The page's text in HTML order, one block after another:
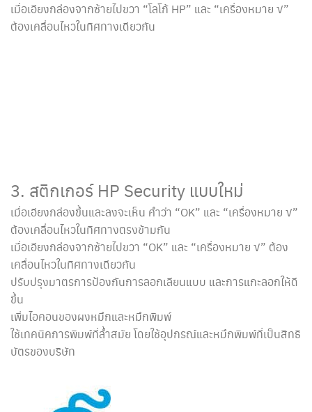
เมื่อเอียงกล่องจากซ้ายไปขวา “โลโก้ HP” และ “เครื่องหมาย √”
ต้องเคลื่อนไหวในทิศทางเดียวกัน
3. สติกเกอร์ HP Security แบบใหม่
เมื่อเอียงกล่องขึ้นและลงจะเห็น คำว่า “OK” และ “เครื่องหมาย √”
ต้องเคลื่อนไหวในทิศทางตรงข้ามกัน
เมื่อเอียงกล่องจากซ้ายไปขวา “OK” และ “เครื่องหมาย √” ต้อง
เคลื่อนไหวในทิศทางเดียวกัน
ปรับปรุงมาตรการป้องกันการลอกเลียนแบบ และการแกะลอกให้ดี
ขึ้น
เพิ่มไอคอนของผงหมึกและหมึกพิมพ์
ใช้เทคนิคการพิมพ์ที่ล้ำสมัย โดยใช้อุปกรณ์และหมึกพิมพ์ที่เป็นสิทธิ
บัตรของบริษัท